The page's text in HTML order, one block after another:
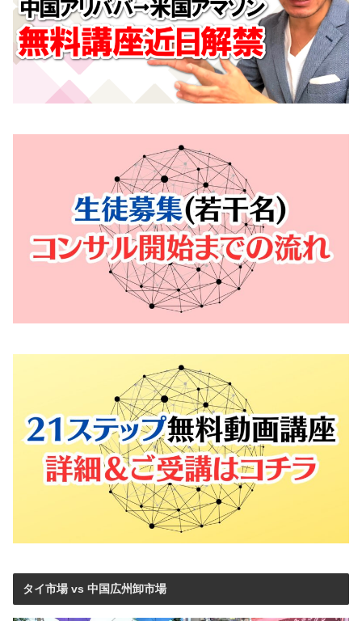
タイ市場 vs 中国広州卸市場